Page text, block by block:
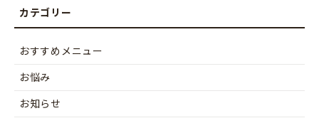
おすすめメニュー
お悩み
お知らせ